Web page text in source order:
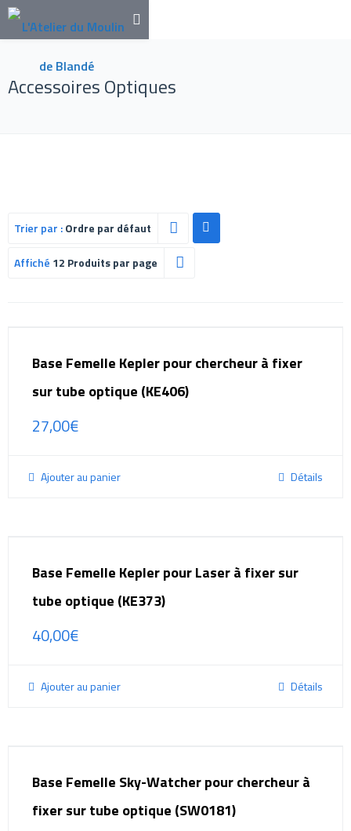
Accessoires Optiques
Trier par :Ordre par défaut
Affiché 12 Produits par page
Base Femelle Kepler pour chercheur à fixer
sur tube optique (KE406)
27,00€
Ajouter au panier Détails
Base Femelle Kepler pour Laser à fixer sur
tube optique (KE373)
40,00€
Ajouter au panier Détails
Base Femelle Sky-Watcher pour chercheur à
fixer sur tube optique (SW0181)